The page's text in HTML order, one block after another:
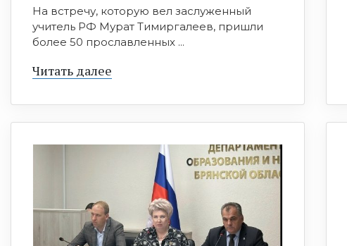
На встречу, которую вел заслуженный
учитель РФ Мурат Тимиргалеев, пришли
более 50 прославленных ...
Читать далее